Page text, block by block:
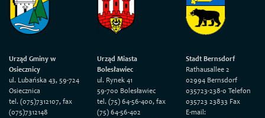
Urząd Gminy w
Osiecznicy
ul. Lubańska 43, 59-724
Osiecznica
tel. (075)7312107, fax
(075)7312148
Urząd Miasta
Bolesławiec
ul. Rynek 41
59-700 Bolesławiec
tel. (75) 64-56-400, fax
(75) 64-56-402
Stadt Bernsdorf
Rathausallee 2
02994 Bernsdorf
035723-238-0 Telefon
035723 23833 Fax
E-mail: